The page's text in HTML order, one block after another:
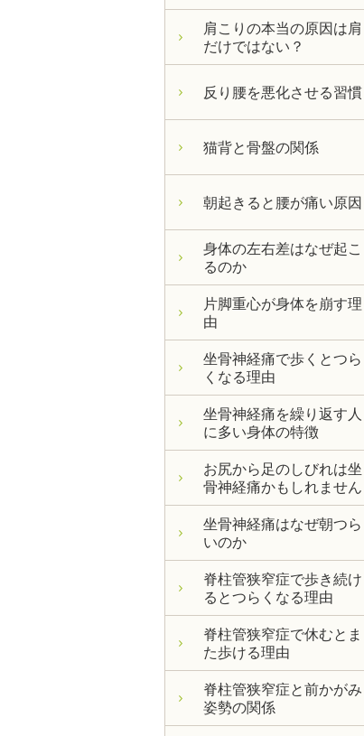
肩こりの本当の原因は肩
だけではない？
反り腰を悪化させる習慣
猫背と骨盤の関係
朝起きると腰が痛い原因
身体の左右差はなぜ起こ
るのか
片脚重心が身体を崩す理
由
坐骨神経痛で歩くとつら
くなる理由
坐骨神経痛を繰り返す人
に多い身体の特徴
お尻から足のしびれは坐
骨神経痛かもしれません
坐骨神経痛はなぜ朝つら
いのか
脊柱管狭窄症で歩き続け
るとつらくなる理由
脊柱管狭窄症で休むとま
た歩ける理由
脊柱管狭窄症と前かがみ
姿勢の関係